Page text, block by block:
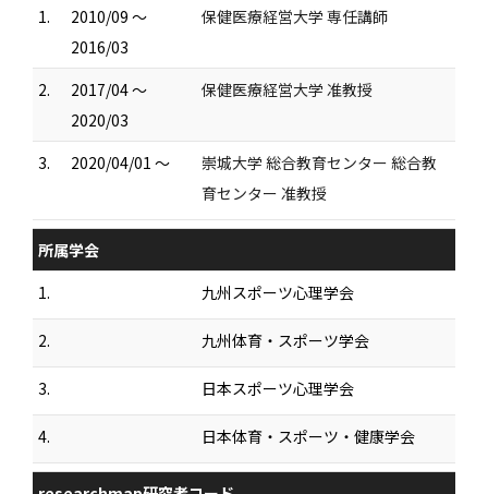
1.
2010/09 ～
2016/03
保健医療経営大学 専任講師
2.
2017/04 ～
2020/03
保健医療経営大学 准教授
3. 2020/04/01 ～
崇城大学 総合教育センター 総合教
育センター 准教授
所属学会
1.
九州スポーツ心理学会
2. 九州体育・スポーツ学会
3. 日本スポーツ心理学会
4. 日本体育・スポーツ・健康学会